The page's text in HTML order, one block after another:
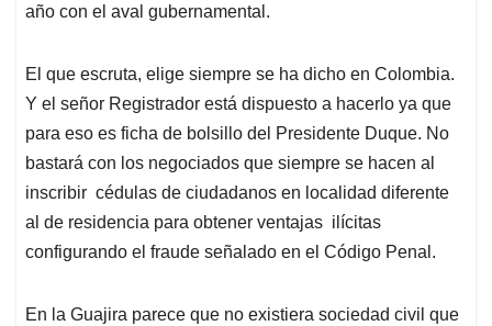
año con el aval gubernamental.
El que escruta, elige siempre se ha dicho en Colombia.
Y el señor Registrador está dispuesto a hacerlo ya que
para eso es ficha de bolsillo del Presidente Duque. No
bastará con los negociados que siempre se hacen al
inscribir cédulas de ciudadanos en localidad diferente
al de residencia para obtener ventajas ilícitas
configurando el fraude señalado en el Código Penal.
En la Guajira parece que no existiera sociedad civil que